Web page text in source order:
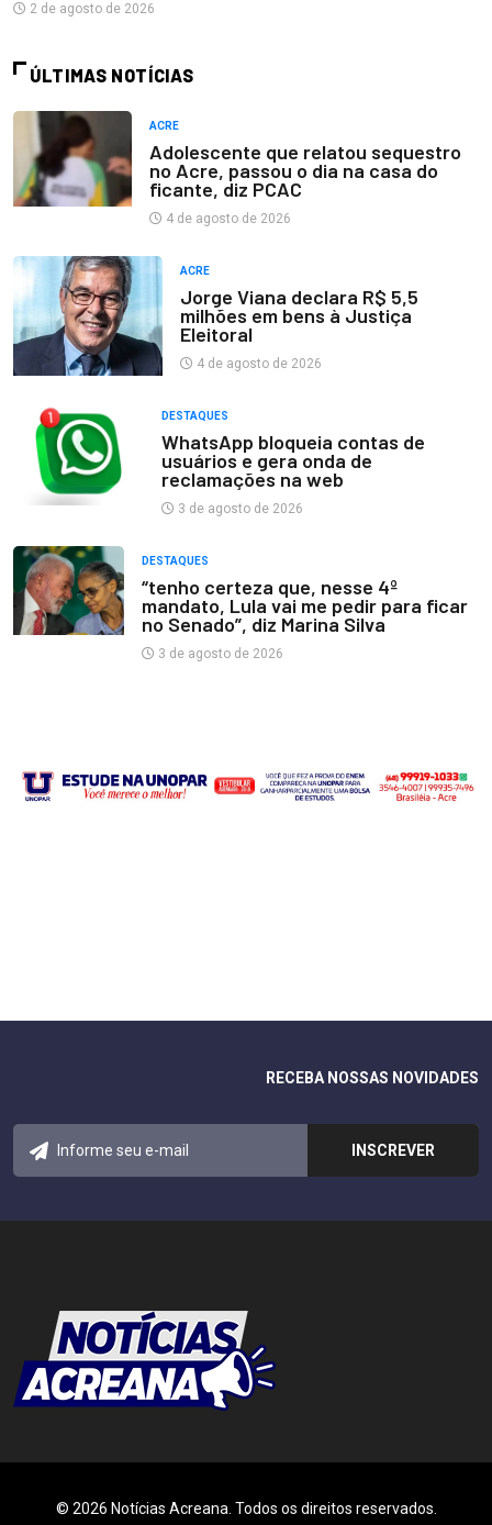
2 de agosto de 2026
ÚLTIMAS NOTÍCIAS
ACRE
Adolescente que relatou sequestro
no Acre, passou o dia na casa do
ficante, diz PCAC
4 de agosto de 2026
ACRE
Jorge Viana declara R$ 5,5
milhões em bens à Justiça
Eleitoral
4 de agosto de 2026
DESTAQUES
WhatsApp bloqueia contas de
usuários e gera onda de
reclamações na web
3 de agosto de 2026
DESTAQUES
“tenho certeza que, nesse 4º
mandato, Lula vai me pedir para ficar
no Senado”, diz Marina Silva
3 de agosto de 2026
RECEBA NOSSAS NOVIDADES
© 2026 Notícias Acreana. Todos os direitos reservados.